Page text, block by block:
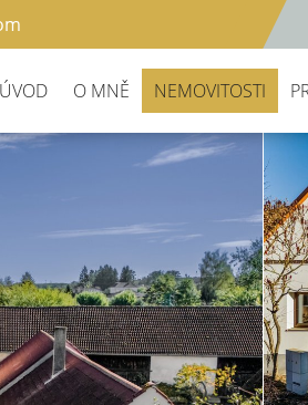
ÚVOD O MNĚ NEMOVITOSTI